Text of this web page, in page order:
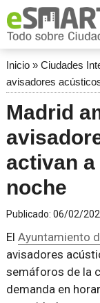
Inicio» Ciudades
avisadores
Madrid
activan
noche
Publicado: 06/02/
El Ayuntamiento
avisadores
semáforos de la
demanda en